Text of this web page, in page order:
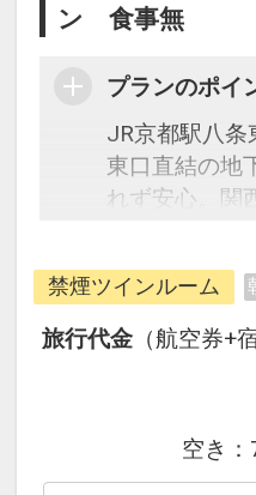
ン 食事無
プランのポイ
JR京都駅八条
東口直結の地
れず安心。関
チェックイン
クアウト後も
りＯＫ！駅前
ラク。シモ
機能付空気
で快適な滞
禁煙ツインルーム
旅行代金 （航空券+
空き：